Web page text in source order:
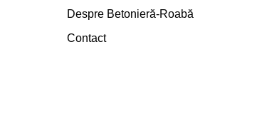
Despre Betonieră-Roabă
Contact